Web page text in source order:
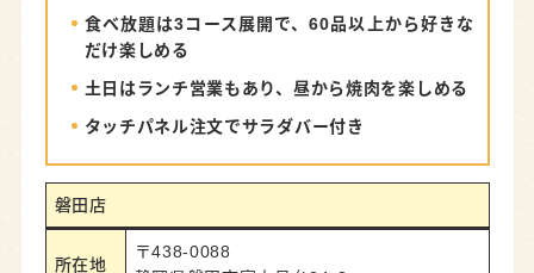
食べ放題は3コース展開で、60品以上から好きな
だけ楽しめる
土日はランチ営業もあり、昼から焼肉を楽しめる
タッチパネル注文でサラダバー付き
磐田店
所在地
〒438-0088